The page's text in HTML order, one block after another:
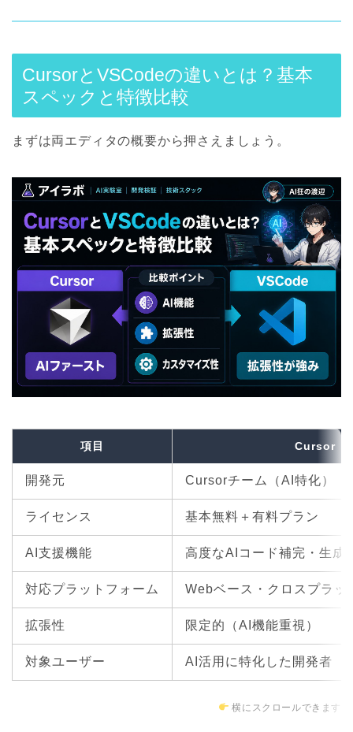
CursorとVSCodeの違いとは？基本
スペックと特徴比較
まずは両エディタの概要から押さえましょう。
項目 Cursor
開発元 Cursorチーム（AI特化）
ライセンス 基本無料＋有料プラン
AI支援機能 高度なAIコード補完・生成
対応プラットフォーム Webベース・クロスプラッ
拡張性 限定的（AI機能重視）
対象ユーザー AI活用に特化した開発者
横にスクロールできます